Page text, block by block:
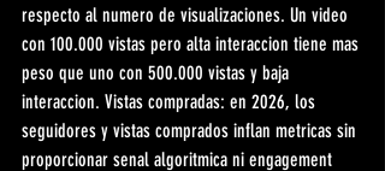
respecto al numero de visualizaciones. Un video
con 100.000 vistas pero alta interaccion tiene mas
peso que uno con 500.000 vistas y baja
interaccion. Vistas compradas: en 2026, los
seguidores y vistas comprados inflan metricas sin
proporcionar senal algoritmica ni engagement